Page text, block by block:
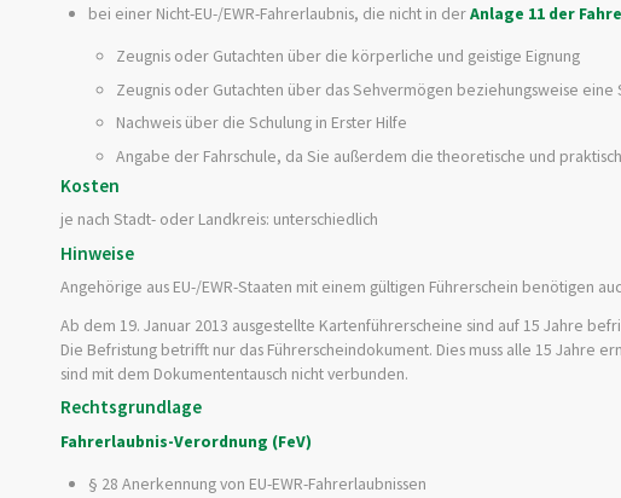
bei einer Nicht-EU-/EWR-Fahrerlaubnis, die nicht in derAnlage 11 der
Zeugnis oder Gutachten über die körperliche und geistige Eignung
Zeugnis oder Gutachten über das Sehvermögen beziehungsweise eine
Nachweis über die Schulung in Erster Hilfe
Angabe der Fahrschule, da Sie außerdem die theoretische und
Kosten
je nach Stadt- oder Landkreis: unterschiedlich
Hinweise
Angehörige aus EU-/EWR-Staaten mit einem gültigen Führerschein benötigen
Ab dem 19. Januar 2013 ausgestellte Kartenführerscheine sind auf 15 Jahre
Die Befristung betrifft nur das Führerscheindokument. Dies muss alle 15 Jahre
sind mit dem Dokumententausch nicht verbunden.
Rechtsgrundlage
Fahrerlaubnis-Verordnung (FeV)
§ 28 Anerkennung von EU-EWR-Fahrerlaubnissen